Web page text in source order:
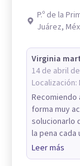
P.º de la
Juárez,
Virginia
14 de abril
Localización:
Recomiendo
forma muy
solucionarlo
la pena cada
Leer más